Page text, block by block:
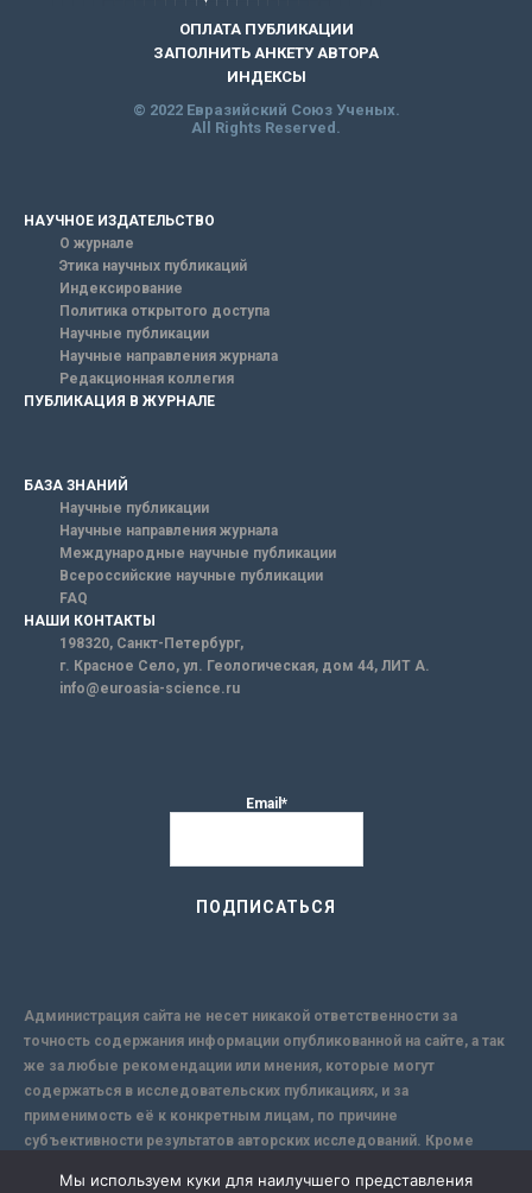
ОПЛАТА ПУБЛИКАЦИИ
ЗАПОЛНИТЬ АНКЕТУ АВТОРА
ИНДЕКСЫ
© 2022 Евразийский Союз Ученых.
All Rights Reserved.
НАУЧНОЕ ИЗДАТЕЛЬСТВО
О журнале
Этика научных публикаций
Индексирование
Политика открытого доступа
Научные публикации
Научные направления журнала
Редакционная коллегия
ПУБЛИКАЦИЯ В ЖУРНАЛЕ
БАЗА ЗНАНИЙ
Научные публикации
Научные направления журнала
Международные научные публикации
Всероссийские научные публикации
FAQ
НАШИ КОНТАКТЫ
198320, Санкт-Петербург,
г. Красное Село, ул. Геологическая, дом 44, ЛИТ А.
info@euroasia-science.ru
Email*
Администрация сайта не несет никакой ответственности за
точность содержания информации опубликованной на сайте, а так
же за любые рекомендации или мнения, которые могут
содержаться в исследовательских публикациях, и за
применимость её к конкретным лицам, по причине
субъективности результатов авторских исследований. Кроме
Мы используем куки для наилучшего представления